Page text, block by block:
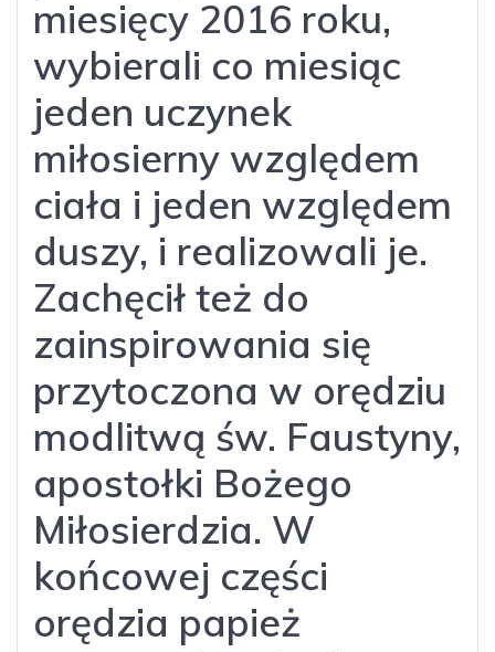
miesięcy 2016 roku,
wybierali co miesiąc
jeden uczynek
miłosierny względem
ciała i jeden względem
duszy, i realizowali je.
Zachęcił też do
zainspirowania się
przytoczona w orędziu
modlitwą św. Faustyny,
apostołki Bożego
Miłosierdzia. W
końcowej części
orędzia papież